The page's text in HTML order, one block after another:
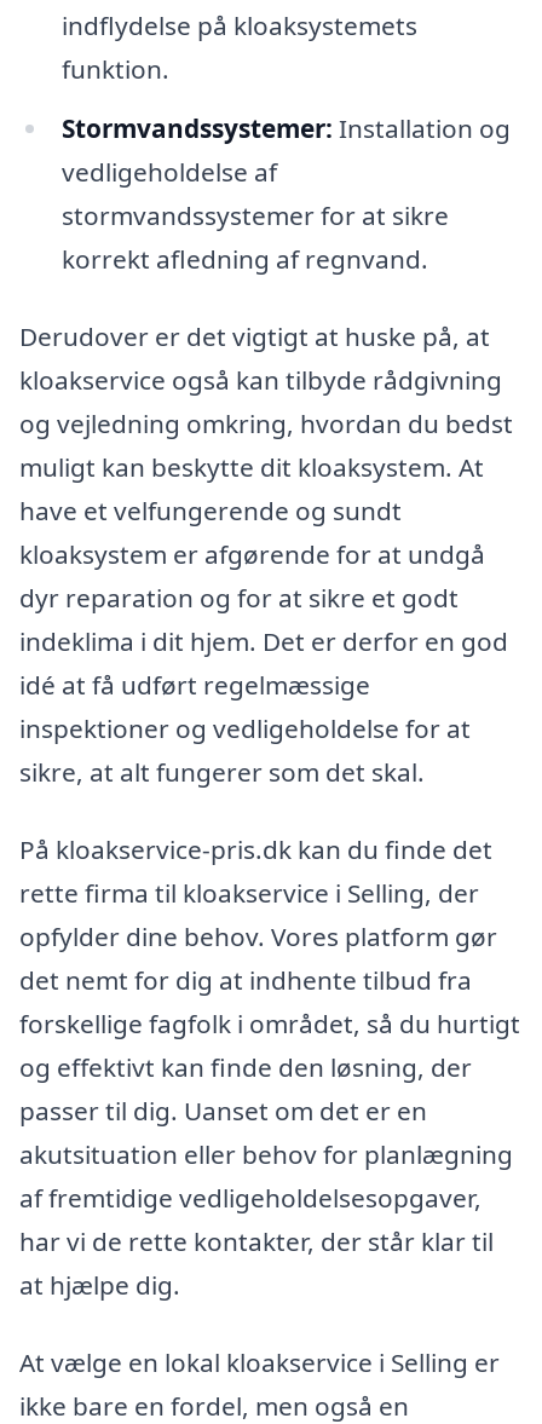
indflydelse på kloaksystemets
funktion.
Stormvandssystemer: Installation og
vedligeholdelse af
stormvandssystemer for at sikre
korrekt afledning af regnvand.
Derudover er det vigtigt at huske på, at
kloakservice også kan tilbyde rådgivning
og vejledning omkring, hvordan du bedst
muligt kan beskytte dit kloaksystem. At
have et velfungerende og sundt
kloaksystem er afgørende for at undgå
dyr reparation og for at sikre et godt
indeklima i dit hjem. Det er derfor en god
idé at få udført regelmæssige
inspektioner og vedligeholdelse for at
sikre, at alt fungerer som det skal.
På kloakservice-pris.dk kan du finde det
rette firma til kloakservice i Selling, der
opfylder dine behov. Vores platform gør
det nemt for dig at indhente tilbud fra
forskellige fagfolk i området, så du hurtigt
og effektivt kan finde den løsning, der
passer til dig. Uanset om det er en
akutsituation eller behov for planlægning
af fremtidige vedligeholdelsesopgaver,
har vi de rette kontakter, der står klar til
at hjælpe dig.
At vælge en lokal kloakservice i Selling er
ikke bare en fordel, men også en